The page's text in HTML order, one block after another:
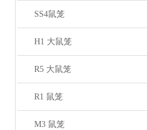
SS4鼠笼
H1 大鼠笼
R5 大鼠笼
R1 鼠笼
M3 鼠笼